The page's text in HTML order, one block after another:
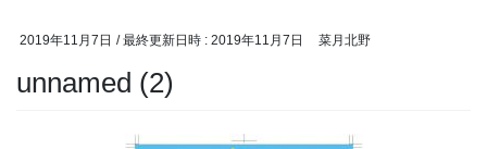
2019年11月7日 / 最終更新日時 : 2019年11月7日 菜月北野
unnamed (2)